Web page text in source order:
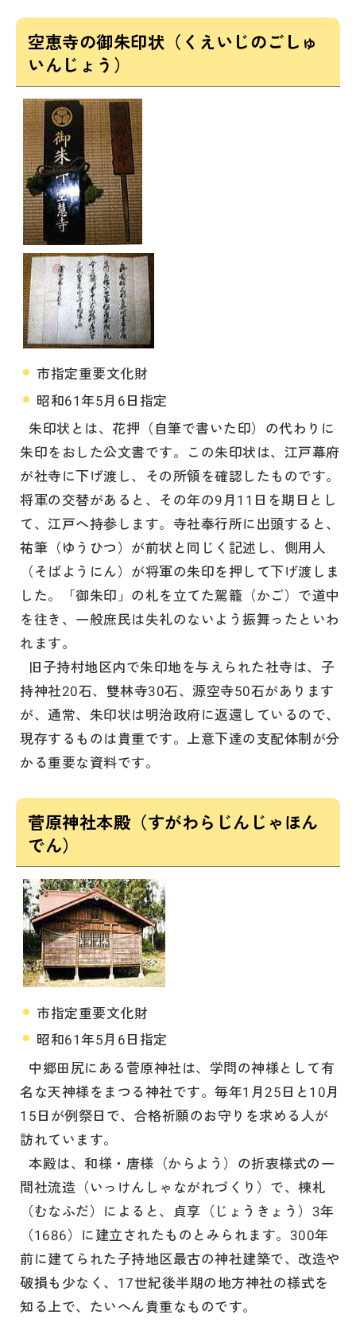
空恵寺の御朱印状（くえいじのごしゅ
いんじょう）
市指定重要文化財
昭和61年5月6日指定
朱印状とは、花押（自筆で書いた印）の代わりに
朱印をおした公文書です。この朱印状は、江戸幕府
が社寺に下げ渡し、その所領を確認したものです。
将軍の交替があると、その年の9月11日を期日とし
て、江戸へ持参します。寺社奉行所に出頭すると、
祐筆（ゆうひつ）が前状と同じく記述し、側用人
（そばようにん）が将軍の朱印を押して下げ渡しま
した。「御朱印」の札を立てた駕籠（かご）で道中
を往き、一般庶民は失礼のないよう振舞ったといわ
れます。
旧子持村地区内で朱印地を与えられた社寺は、子
持神社20石、雙林寺30石、源空寺50石があります
が、通常、朱印状は明治政府に返還しているので、
現存するものは貴重です。上意下達の支配体制が分
かる重要な資料です。
菅原神社本殿（すがわらじんじゃほん
でん）
市指定重要文化財
昭和61年5月6日指定
中郷田尻にある菅原神社は、学問の神様として有
名な天神様をまつる神社です。毎年1月25日と10月
15日が例祭日で、合格祈願のお守りを求める人が
訪れています。
本殿は、和様・唐様（からよう）の折衷様式の一
間社流造（いっけんしゃながれづくり）で、棟札
（むなふだ）によると、貞享（じょうきょう）3年
（1686）に建立されたものとみられます。300年
前に建てられた子持地区最古の神社建築で、改造や
破損も少なく、17世紀後半期の地方神社の様式を
知る上で、たいへん貴重なものです。